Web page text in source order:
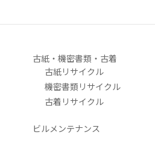
古紙・機密書類・古着
古紙リサイクル
機密書類リサイクル
古着リサイクル
ビルメンテナンス